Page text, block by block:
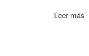
Leer más